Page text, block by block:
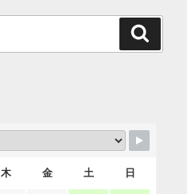
木 金 土 日